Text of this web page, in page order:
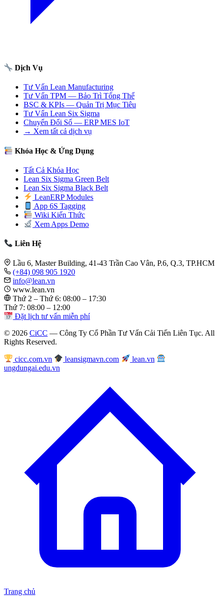
Dịch Vụ
Tư Vấn Lean Manufacturing
Tư Vấn TPM — Bảo Trì Tổng Thể
BSC & KPIs — Quản Trị Mục Tiêu
Tư Vấn Lean Six Sigma
Chuyển Đổi Số — ERP MES IoT
→ Xem tất cả dịch vụ
Khóa Học & Ứng Dụng
Tất Cả Khóa Học
Lean Six Sigma Green Belt
Lean Six Sigma Black Belt
LeanERP Modules
App 6S Tagging
Wiki Kiến Thức
Xem Apps Demo
Liên Hệ
Lầu 6, Master Building, 41-43 Trần Cao Vân, P.6, Q.3, TP.HCM
(+84) 098 905 1920
info@lean.vn
www.lean.vn
Thứ 2 – Thứ 6: 08:00 – 17:30
Thứ 7: 08:00 – 12:00
Đặt lịch tư vấn miễn phí
© 2026 CiCC — Công Ty Cổ Phần Tư Vấn Cải Tiến Liên Tục. All
Rights Reserved.
cicc.com.vn leansigmavn.com
lean.vn
ungdungai.edu.vn
Trang chủ